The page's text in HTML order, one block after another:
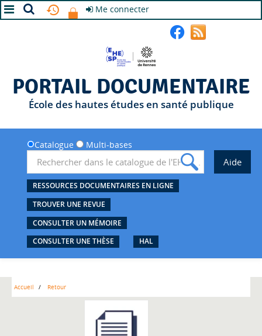
Me connecter
PORTAIL DOCUMENTAIRE
École des hautes études en santé publique
Catalogue Multi-bases
RESSOURCES DOCUMENTAIRES EN LIGNE
TROUVER UNE REVUE
CONSULTER UN MÉMOIRE
CONSULTER UNE THÈSE
HAL
Accueil Retour